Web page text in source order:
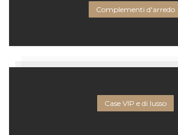
Complementi d'arredo
Case VIP e di lusso